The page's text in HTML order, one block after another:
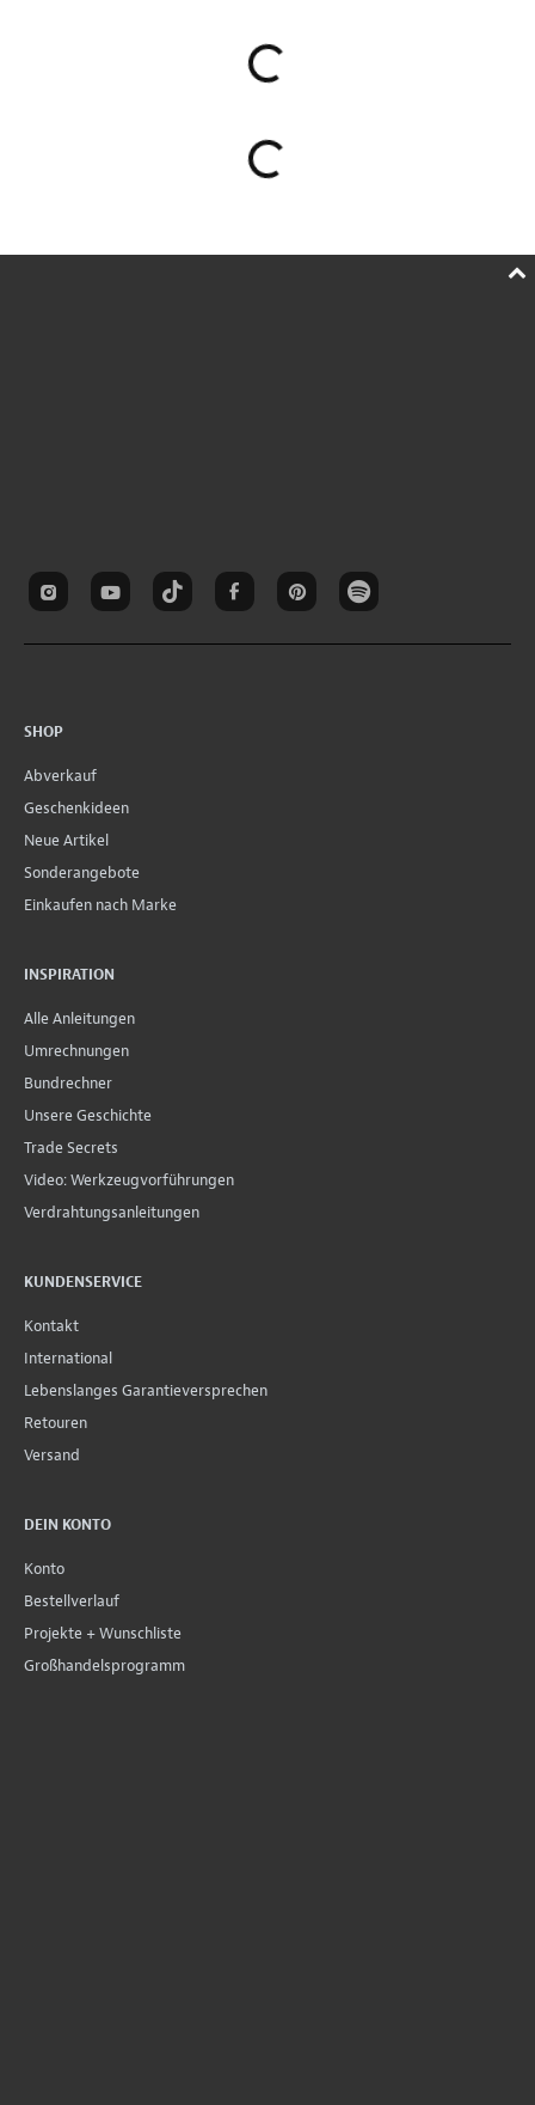
SHOP
Abverkauf
Geschenkideen
Neue Artikel
Sonderangebote
Einkaufen nach Marke
INSPIRATION
Alle Anleitungen
Umrechnungen
Bundrechner
Unsere Geschichte
Trade Secrets
Video: Werkzeugvorführungen
Verdrahtungsanleitungen
KUNDENSERVICE
Kontakt
International
Lebenslanges Garantieversprechen
Retouren
Versand
DEIN KONTO
Konto
Bestellverlauf
Projekte + Wunschliste
Großhandelsprogramm